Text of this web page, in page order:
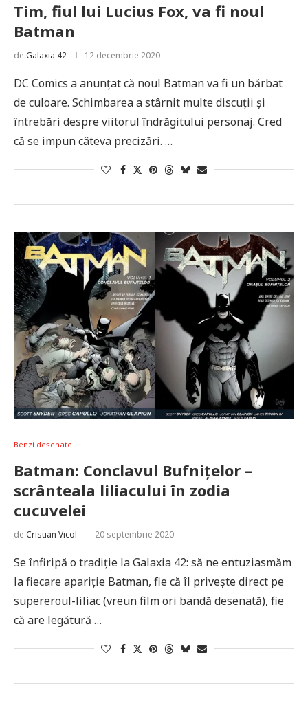
Tim, fiul lui Lucius Fox, va fi noul
Batman
de Galaxia 42 12 decembrie 2020
DC Comics a anunțat că noul Batman va fi un bărbat
de culoare. Schimbarea a stârnit multe discuții și
întrebări despre viitorul îndrăgitului personaj. Cred
că se impun câteva precizări. …
Benzi desenate
Batman: Conclavul Bufnițelor –
scrânteala liliacului în zodia
cucuvelei
de Cristian Vicol 20 septembrie 2020
Se înfiripă o tradiție la Galaxia 42: să ne entuziasmăm
la fiecare apariție Batman, fie că îl privește direct pe
supereroul-liliac (vreun film ori bandă desenată), fie
că are legătură …